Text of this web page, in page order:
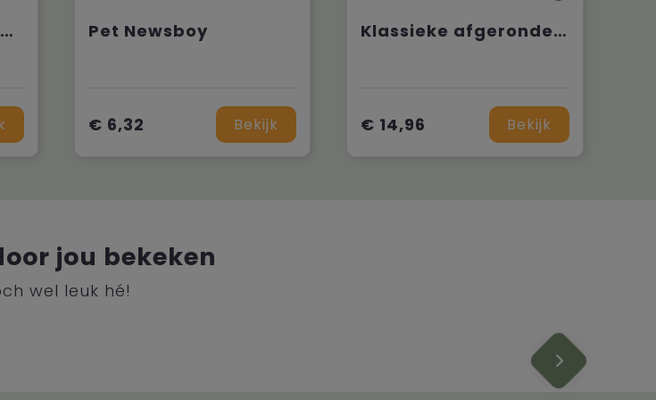
Impact AWARE™ 5 panel recycled katoenen truckercap Pet Newsboy
€ 6,32 Bekijk
Klassieke afgeronde Snapbackpet
€ 14,96 Bekijk
jou bekeken
wel leuk hé!